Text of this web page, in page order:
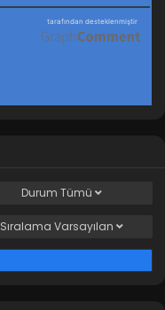
Durum Tümü
Sıralama Varsayılan